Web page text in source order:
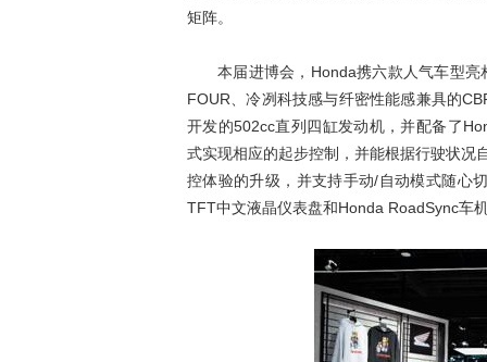
矩阵。
本届进博会，Honda携六款人气车型
FOUR、冷冽科技感与纤密性能感兼具的
开发的502cc直列四缸发动机，并配备了
式实现相应的起步控制，并能根据行驶状况
控体验的升级，并支持手动/自动模式随心
TFT中文液晶仪表盘和Honda RoadSync车